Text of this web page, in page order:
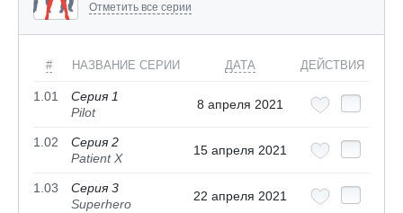
Отметить все серии
# НАЗВАНИЕ СЕРИИ ДАТА ДЕЙСТВИЯ
1.01
Серия 1
Pilot
8 апреля 2021
1.02
Серия 2
Patient X
15 апреля 2021
1.03
Серия 3
Superhero
22 апреля 2021